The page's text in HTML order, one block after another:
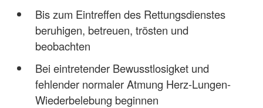
Bis zum Eintreffen des Rettungsdienstes
beruhigen, betreuen, trösten und
beobachten
Bei eintretender Bewusstlosigket und
fehlender normaler Atmung Herz-Lungen-
Wiederbelebung beginnen